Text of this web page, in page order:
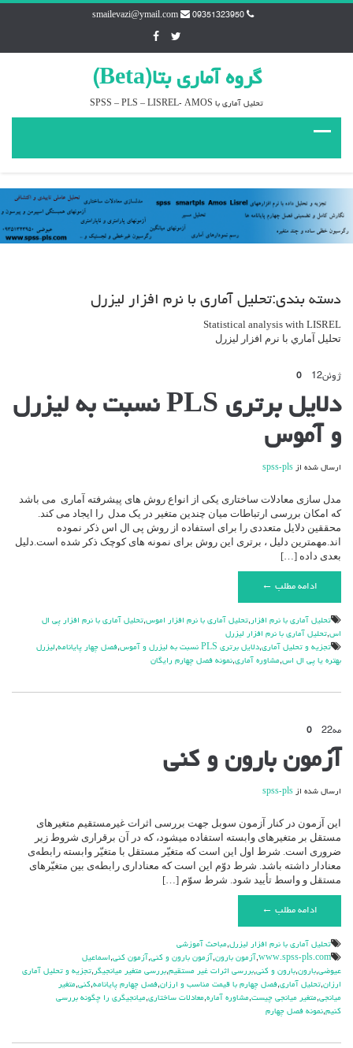
09351323950
smailevazi@ymail.com
گروه آماري بتا(Beta)
تحليل آماري با SPSS – PLS – LISREL- AMOS
دسته بندی:تحليل آماري با نرم افزار ليزرل
Statistical analysis with LISREL
تحليل آماري با نرم افزار ليزرل
ژوئن12
0
دلایل برتری PLS نسبت به لیزرل
و آموس
ارسال شده از spss-pls
مدل سازی معادلات ساختاری یکی از انواع روش های پیشرفته آماری می باشد
که امکان بررسی ارتباطات میان چندین متغیر در یک مدل را ایجاد می کند.
محققین دلایل متعددی را برای استفاده از روش پی ال اس ذکر نموده
اند.مهمترین دلیل ، برتری این روش برای نمونه های کوچک ذکر شده است.دلیل
بعدی داده […]
ادامه مطلب ←
تحليل آماري با نرم افزار ,تحليل آماري با نرم افزار اموس,تحليل آماري با نرم افزار پي ال
اس,تحليل آماري با نرم افزار ليزرل
تجزیه و تحلیل آماری,دلایل برتری PLS نسبت به لیزرل و آموس ,فصل چهار پایانامه,لیزرل
بهتره یا پی ال اس,مشاوره آماری,نمونه فصل چهارم رایگان
مه22
0
آزمون بارون و کنی
ارسال شده از spss-pls
این آزمون در کنار آزمون سوبل جهت بررسی اثرات غیرمستقیم متغیرهای
مستقل بر متغیرهای وابسته استفاده میشود، که در آن برقراری شروط زیر
ضروری است. شرط اول این است که متغیّر مستقل با متغیّر وابسته رابطه‌ی
معنادار داشته باشد. شرط دوّم این است که معناداری رابطه‌ی بین متغیّرهای
مستقل و واسط تأیید شود. شرط سوّم […]
ادامه مطلب ←
تحليل آماري با نرم افزار ليزرل,مباحث آموزشي
www.spss-pls.com
,آزمون بارون,آزمون بارون و کنی,آزمون کنی,اسماعیل
عیوضی,بارون,بارون و کنی,بررسی اثرات غیر مستقیم,بررسی متغیر میانجیگر ,تجزیه و تحلیل آماری
ارزان,تحلیل آماری,فصل چهارم با قیمت مناسب و ارزان,فصل چهارم پایانامه,کنی,متغیر
میانجی,متغیر میانجی چیست,مشاوره آماره,معادلات ساختاری,میانجیگری را چگونه بررسی
کنیم,نمونه فصل چهارم